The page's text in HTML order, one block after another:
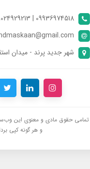
09936974518 | 09024929213 | 09398370112
شهر جدید پرند - میدان
تمامی حقوق مادی و معنوی این
و هر گونه کپی